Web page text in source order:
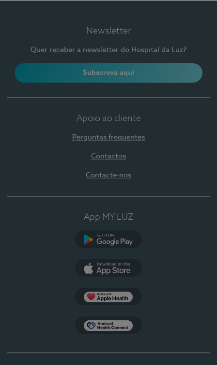
Newsletter
Quer receber a newsletter do Hospital da Luz?
Subscreva aqui
Apoio ao cliente
Perguntas frequentes
Contactos
Contacte-nos
App MY LUZ